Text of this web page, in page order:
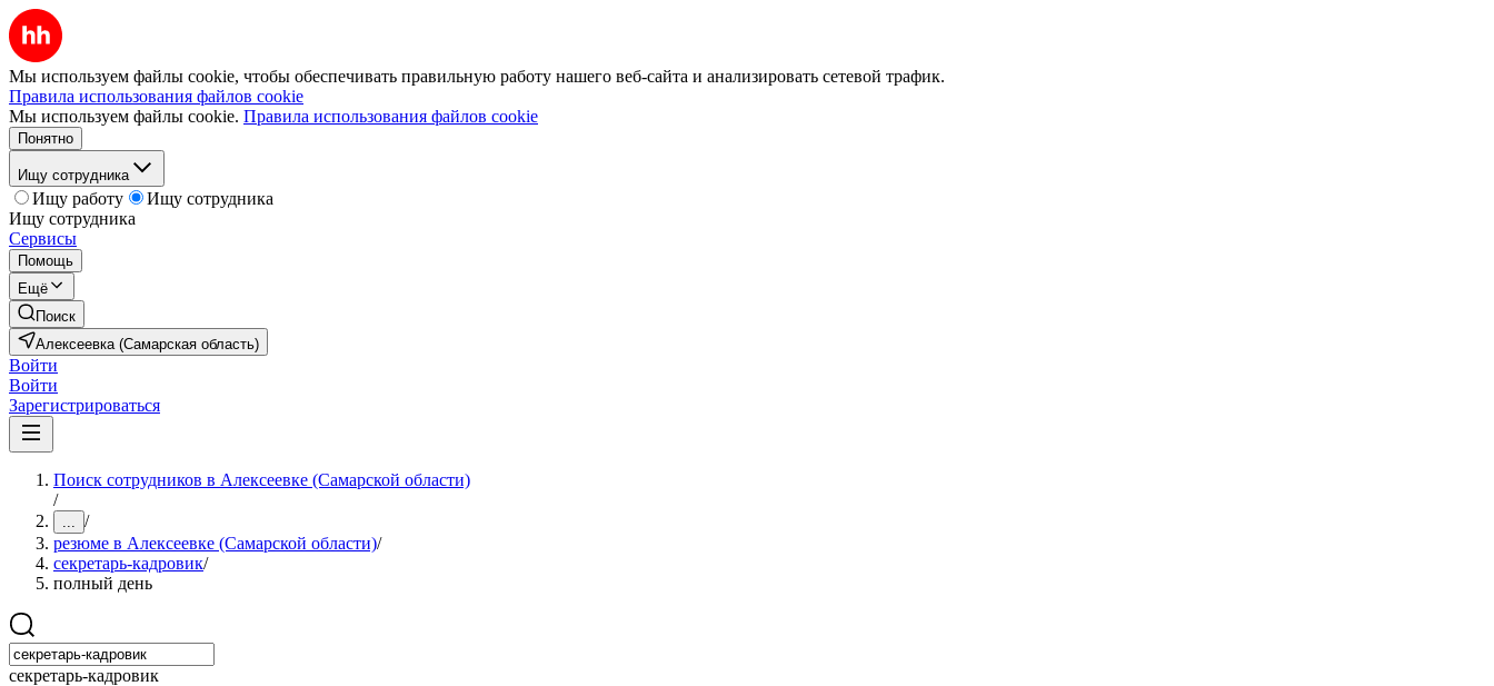
Мы используем файлы cookie, чтобы обеспечивать правильную работу нашего веб-сайта и анализировать сетевой трафик.
Правила использования файлов cookie
Мы используем файлы cookie. Правила использования файлов cookie
Понятно
Ищу сотрудника
Ищу работу
Ищу сотрудника
Ищу сотрудника
Сервисы
Помощь
Ещё
Поиск
Алексеевка (Самарская область)
Войти
Войти
Зарегистрироваться
Поиск сотрудников в Алексеевке (Самарской области)
/
... /
резюме в Алексеевке (Самарской области)/
секретарь-кадровик/
полный день
секретарь-кадровик